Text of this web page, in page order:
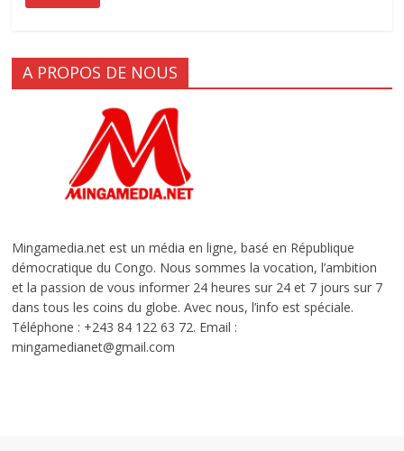
A PROPOS DE NOUS
Mingamedia.net est un média en ligne, basé en République
démocratique du Congo. Nous sommes la vocation, l’ambition
et la passion de vous informer 24 heures sur 24 et 7 jours sur 7
dans tous les coins du globe. Avec nous, l’info est spéciale.
Téléphone : +243 84 122 63 72. Email :
mingamedianet@gmail.com